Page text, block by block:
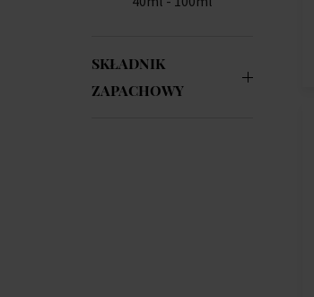
SKŁADNIK
ZAPACHOWY